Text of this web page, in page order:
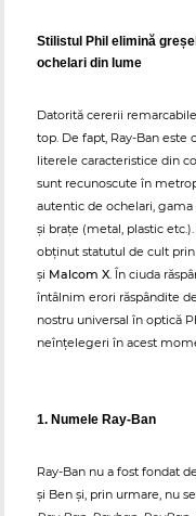
Stilistul Phil elimină
ochelari din lume
Datorită cererii
top. De fapt, Ray-Ban
literele caracteristice din
sunt recunoscute în
autentic de ochelari,
și brațe (metal, plastic
obținut statutul de cult
și Malcom X. În ciuda
întâlnim erori răspândite
nostru universal în optică
neînțelegeri în acest
1. Numele Ray-Ban
Ray-Ban nu a fost fondat
și Ben și, prin urmare, nu